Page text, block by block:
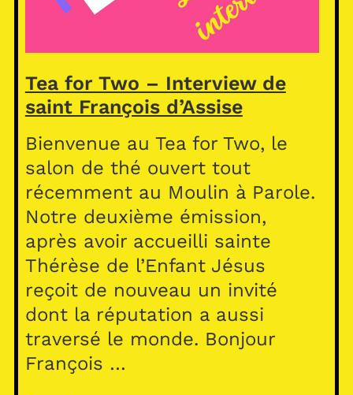
Tea for Two – Interview de
saint François d’Assise
Bienvenue au Tea for Two, le
salon de thé ouvert tout
récemment au Moulin à Parole.
Notre deuxième émission,
après avoir accueilli sainte
Thérèse de l’Enfant Jésus
reçoit de nouveau un invité
dont la réputation a aussi
traversé le monde. Bonjour
François …